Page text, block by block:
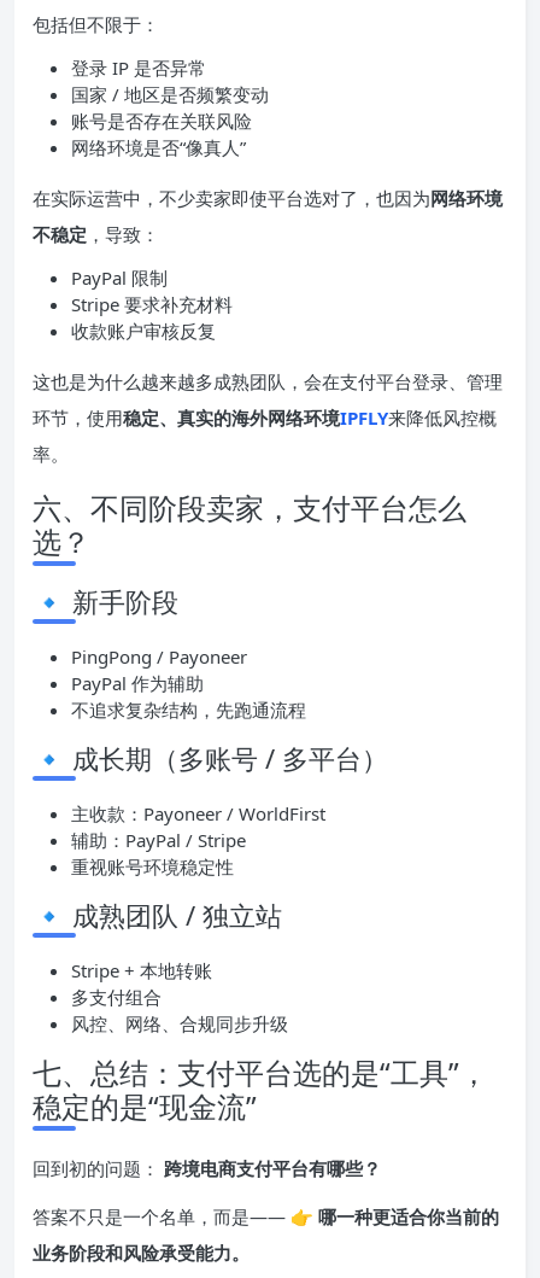
包括但不限于：
登录 IP 是否异常
国家 / 地区是否频繁变动
账号是否存在关联风险
网络环境是否“像真人”
在实际运营中，不少卖家即使平台选对了，也因为网络环境
不稳定 ，导致：
PayPal 限制
Stripe 要求补充材料
收款账户审核反复
这也是为什么越来越多成熟团队，会在支付平台登录、管理
环节，使用稳定、真实的海外网络环境IPFLY来降低风控概
率。
六、不同阶段卖家，支付平台怎么
选？
🔹 新手阶段
PingPong / Payoneer
PayPal 作为辅助
不追求复杂结构，先跑通流程
🔹 成长期（多账号 / 多平台）
主收款：Payoneer / WorldFirst
辅助：PayPal / Stripe
重视账号环境稳定性
🔹 成熟团队 / 独立站
Stripe + 本地转账
多支付组合
风控、网络、合规同步升级
七、总结：支付平台选的是“工具”，
稳定的是“现金流”
回到初的问题： 跨境电商支付平台有哪些？
答案不只是一个名单，而是—— 👉 哪一种更适合你当前的
业务阶段和风险承受能力。